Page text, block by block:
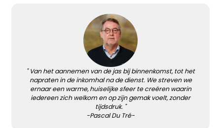
" Van het aannemen van de jas bij binnenkomst, tot het
napraten in de inkomhal na de dienst. We streven we
ernaar een warme, huiselijke sfeer te creëren waarin
iedereen zich welkom en op zijn gemak voelt, zonder
tijdsdruk. "
-Pascal Du Tré-